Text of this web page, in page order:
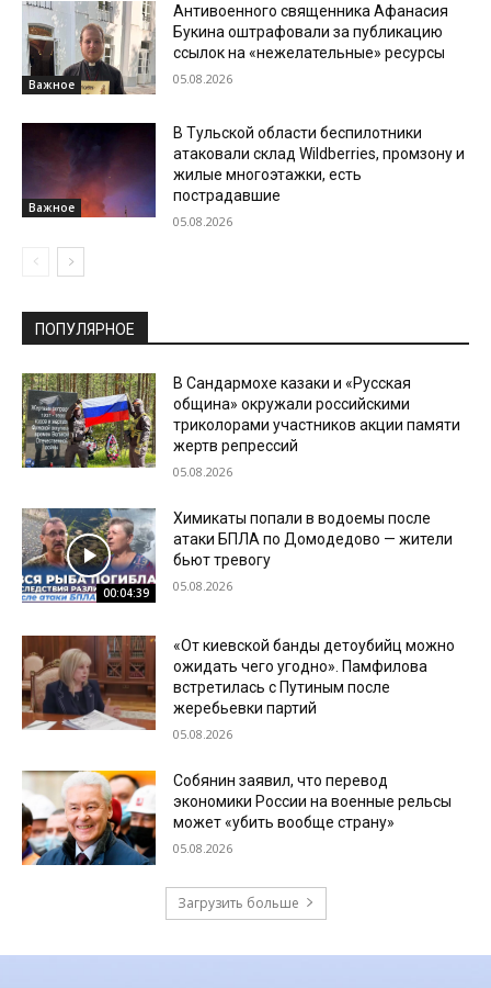
Важное
Антивоенного священника Афанасия
Букина оштрафовали за публикацию
ссылок на «нежелательные» ресурсы
05.08.2026
Важное
В Тульской области беспилотники
атаковали склад Wildberries, промзону и
жилые многоэтажки, есть
пострадавшие
05.08.2026
ПОПУЛЯРНОЕ
В Сандармохе казаки и «Русская
община» окружали российскими
триколорами участников акции памяти
жертв репрессий
05.08.2026
00:04:39
Химикаты попали в водоемы после
атаки БПЛА по Домодедово — жители
бьют тревогу
05.08.2026
«От киевской банды детоубийц можно
ожидать чего угодно». Памфилова
встретилась с Путиным после
жеребьевки партий
05.08.2026
Собянин заявил, что перевод
экономики России на военные рельсы
может «убить вообще страну»
05.08.2026
Загрузить больше